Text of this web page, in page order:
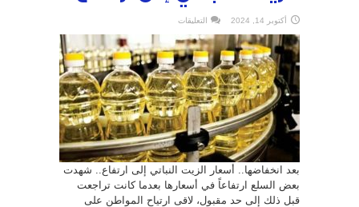
أكتوبر 14, 2024 التعليقات
انخفاضها..
أسعار
الزيت
النباتي
إلى
ارتفاع
مغلقة
بعد انخفاضها.. أسعار الزيت النباتي إلى ارتفاع.. شهدت
بعض السلع ارتفاعاً في أسعارها بعدما كانت تراجعت
قبل ذلك إلى حد مقبول، لاقى ارتياح المواطن على